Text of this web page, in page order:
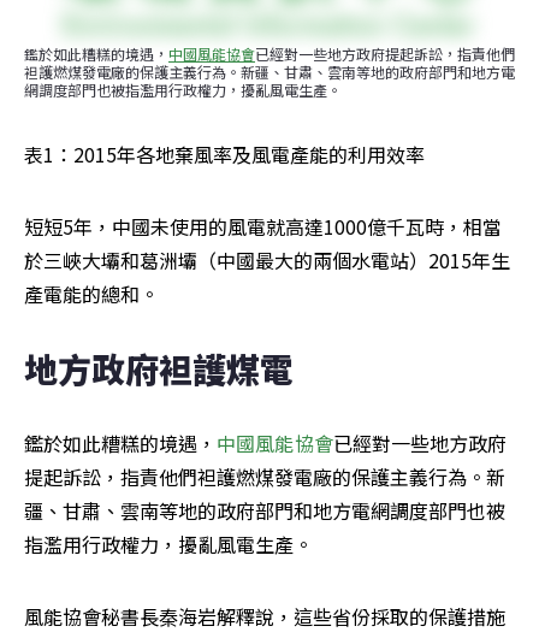
鑑於如此糟糕的境遇， 中國風能協會已經對一些地方政府提起訴訟，指責他們
袒護燃煤發電廠的保護主義行為。新疆、甘肅、雲南等地的政府部門和地方電
網調度部門也被指濫用行政權力，擾亂風電生產。
表1：2015年各地棄風率及風電產能的利用效率
短短5年，中國未使用的風電就高達1000億千瓦時，相當
於三峽大壩和葛洲壩（中國最大的兩個水電站）2015年生
產電能的總和。
地方政府袒護煤電
鑑於如此糟糕的境遇， 中國風能協會已經對一些地方政府
提起訴訟，指責他們袒護燃煤發電廠的保護主義行為。新
疆、甘肅、雲南等地的政府部門和地方電網調度部門也被
指濫用行政權力，擾亂風電生產。
風能協會秘書長秦海岩解釋說，這些省份採取的保護措施